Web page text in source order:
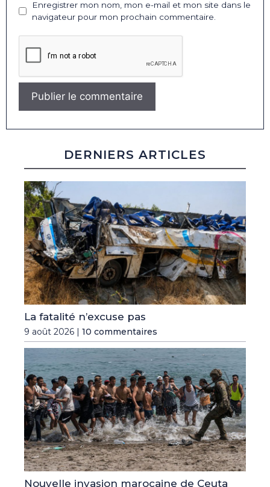
Enregistrer mon nom, mon e-mail et mon site dans le
navigateur pour mon prochain commentaire.
DERNIERS ARTICLES
La fatalité n’excuse pas
9 août 2026 | 10 commentaires
Nouvelle invasion marocaine de Ceuta